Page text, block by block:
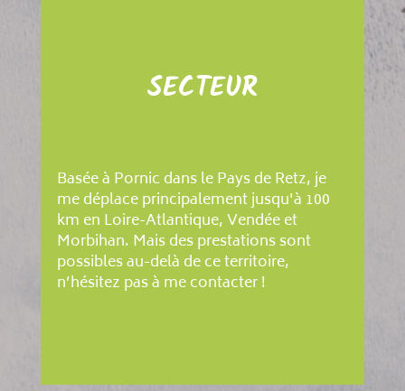
SECTEUR
Basée à Pornic dans le Pays de Retz, je
me déplace principalement jusqu'à 100
km en Loire-Atlantique, Vendée et
Morbihan. Mais des prestations sont
possibles au-delà de ce territoire,
n’hésitez pas à me contacter !